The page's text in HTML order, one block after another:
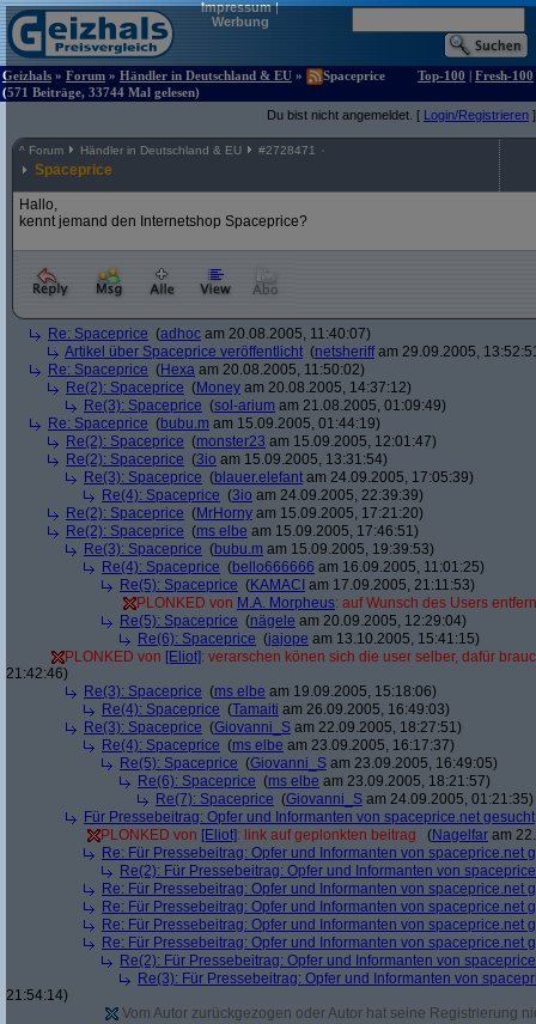
Impressum|
Werbung
Geizhals » Forum » Händler in Deutschland & EU »
Spaceprice
(571 Beiträge, 33744 Mal gelesen)
Top-100 | Fresh-100
Du bist nicht angemeldet. [ Login/Registrieren ]
^ Forum Händler in Deutschland & EU #2728471
Spaceprice
Hallo,
kennt jemand den Internetshop Spaceprice?
Re: Spaceprice (adhoc am 20.08.2005, 11:40:07)
Artikel über Spaceprice veröffentlicht (netsheriffam 29.09.2005,
Re: Spaceprice (Hexa am 20.08.2005, 11:50:02)
Re(2): Spaceprice (Money am 20.08.2005, 14:37:12)
Re(3): Spaceprice (sol-arium am 21.08.2005, 01:09:49)
Re: Spaceprice (bubu.m am 15.09.2005, 01:44:19)
Re(2): Spaceprice (monster23 am 15.09.2005, 12:01:47)
Re(2): Spaceprice (3io am 15.09.2005, 13:31:54)
Re(3): Spaceprice (blauer.elefant am 24.09.2005, 17:05:39)
Re(4): Spaceprice (3io am 24.09.2005, 22:39:39)
Re(2): Spaceprice (MrHorny am 15.09.2005, 17:21:20)
Re(2): Spaceprice (ms elbe am 15.09.2005, 17:46:51)
Re(3): Spaceprice (bubu.m am 15.09.2005, 19:39:53)
Re(4): Spaceprice (bello666666 am 16.09.2005, 11:01:25)
Re(5): Spaceprice (KAMACI am 17.09.2005, 21:11:53)
PLONKED von M.A. Morpheus: auf Wunsch des Users
Re(5): Spaceprice (nägele am 20.09.2005, 12:29:04)
Re(6): Spaceprice (jajope am 13.10.2005, 15:41:15)
PLONKED von [Eliot]: verarschen könen sich die user selber, dafür
21:42:46)
Re(3): Spaceprice (ms elbe am 19.09.2005, 15:18:06)
Re(4): Spaceprice (Tamaiti am 26.09.2005, 16:49:03)
Re(3): Spaceprice (Giovanni_S am 22.09.2005, 18:27:51)
Re(4): Spaceprice (ms elbe am 23.09.2005, 16:17:37)
Re(5): Spaceprice (Giovanni_S am 23.09.2005, 16:49:05)
Re(6): Spaceprice (ms elbe am 23.09.2005, 18:21:57)
Re(7): Spaceprice (Giovanni_S am 24.09.2005, 01:21:35)
Für Pressebeitrag: Opfer und Informanten von spaceprice.net gesucht
PLONKED von [Eliot]: link auf geplonkten beitrag (Nagelfar am
Re: Für Pressebeitrag: Opfer und Informanten von spaceprice.net
Re(2): Für Pressebeitrag: Opfer und Informanten von
Re: Für Pressebeitrag: Opfer und Informanten von spaceprice.net
Re: Für Pressebeitrag: Opfer und Informanten von spaceprice.net
Re: Für Pressebeitrag: Opfer und Informanten von spaceprice.net
Re: Für Pressebeitrag: Opfer und Informanten von spaceprice.net
Re(2): Für Pressebeitrag: Opfer und Informanten von
Re(3): Für Pressebeitrag: Opfer und Informanten von
21:54:14)
Vom Autor zurückgezogen oder Autor hat seine Registrierung